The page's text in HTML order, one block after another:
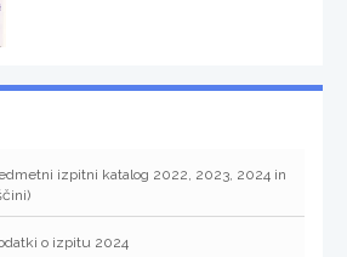
izpitni katalog 2022, 2023, 2024 in
o izpitu 2024